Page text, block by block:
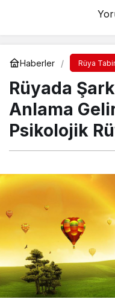
Haberler Rüya
Rüyada
Anlama
Psikolojik